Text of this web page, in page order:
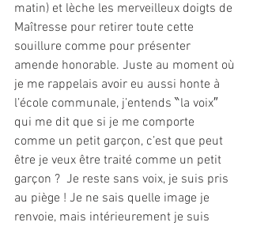
matin) et lèche les merveilleux doigts de
Maîtresse pour retirer toute cette
souillure comme pour présenter
amende honorable. Juste au moment où
je me rappelais avoir eu aussi honte à
l’école communale, j’entends ‶la voix″
qui me dit que si je me comporte
comme un petit garçon, c’est que peut
être je veux être traité comme un petit
garçon ?  Je reste sans voix, je suis pris
au piège ! Je ne sais quelle image je
renvoie, mais intérieurement je suis